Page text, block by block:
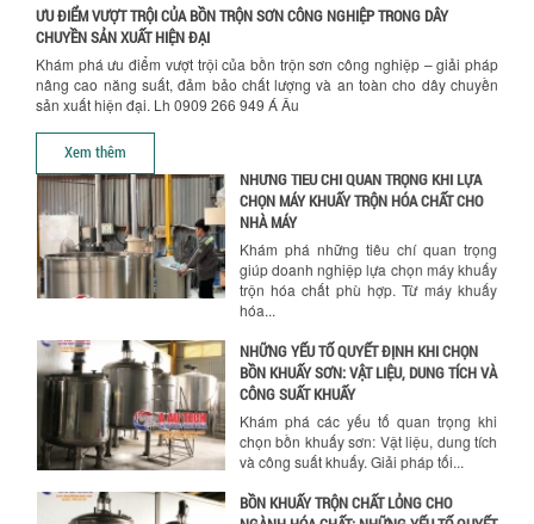
ƯU ĐIỂM VƯỢT TRỘI CỦA BỒN TRỘN SƠN CÔNG NGHIỆP TRONG DÂY
CHUYỀN SẢN XUẤT HIỆN ĐẠI
Khám phá ưu điểm vượt trội của bồn trộn sơn công nghiệp – giải pháp
nâng cao năng suất, đảm bảo chất lượng và an toàn cho dây chuyền
sản xuất hiện đại. Lh 0909 266 949 Á Âu
Xem thêm
TỐI ƯU CHI PHÍ SẢN XUẤT VỚI MÁY TRỘN
Khám phá cách máy trộn sơn công
nghiệp giúp doanh nghiệp tiết kiệm
nguyên liệu, nhân công và chi phí vận
NHỮNG TIÊU CHÍ QUAN TRỌNG KHI LỰA
CHỌN MÁY KHUẤY TRỘN HÓA CHẤT CHO
NHÀ MÁY
Khám phá những tiêu chí quan trọng
giúp doanh nghiệp lựa chọn máy khuấy
trộn hóa chất phù hợp. Từ máy khuấy
hóa...
NHỮNG YẾU TỐ QUYẾT ĐỊNH KHI CHỌN
BỒN KHUẤY SƠN: VẬT LIỆU, DUNG TÍCH VÀ
CÔNG SUẤT KHUẤY
Khám phá các yếu tố quan trọng khi
chọn bồn khuấy sơn: Vật liệu, dung tích
và công suất khuấy. Giải pháp tối...
BỒN KHUẤY TRỘN CHẤT LỎNG CHO